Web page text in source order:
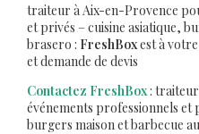
traiteur à Aix-en-Provence
et privés – cuisine asiatique,
brasero : FreshBoxest à
et demande de devis
Contactez FreshBox: traiteur
événements professionnels et
burgers maison et barbecue